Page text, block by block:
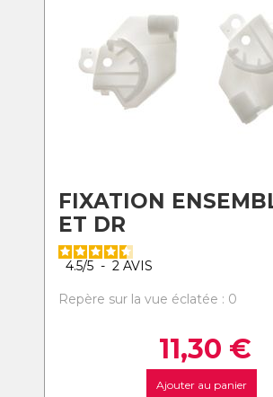
FIXATION
ET DR
4.5/5 - 2 AVIS
Repère sur la vue éclatée : 0
11,30 €
Ajouter au panier